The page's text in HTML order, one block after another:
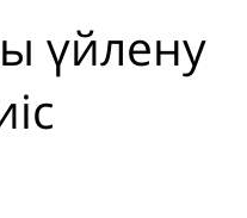
үйлену